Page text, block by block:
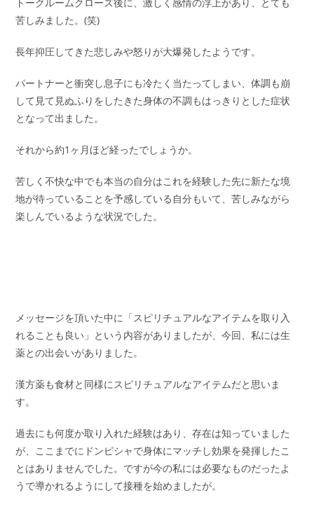
苦しみました。(笑)
長年抑圧してきた悲しみや怒りが大爆発したようです。
パートナーと衝突し息子にも冷たく当たってしまい、体調も崩
して見て見ぬふりをしたきた身体の不調もはっきりとした症状
となって出ました。
それから約1ヶ月ほど経ったでしょうか。
苦しく不快な中でも本当の自分はこれを経験した先に新たな境
地が待っていることを予感している自分もいて、苦しみながら
楽しんでいるような状況でした。
メッセージを頂いた中に「スピリチュアルなアイテムを取り入
れることも良い」という内容がありましたが、今回、私には生
薬との出会いがありました。
漢方薬も食材と同様にスピリチュアルなアイテムだと思いま
す。
過去にも何度か取り入れた経験はあり、存在は知っていました
が、ここまでにドンピシャで身体にマッチし効果を発揮したこ
とはありませんでした。ですが今の私には必要なものだったよ
うで導かれるようにして接種を始めましたが。